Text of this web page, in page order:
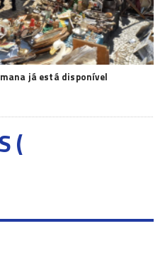
já está disponível
(